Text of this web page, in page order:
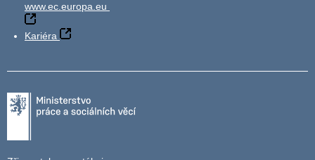
www.ec.europa.eu
Kariéra